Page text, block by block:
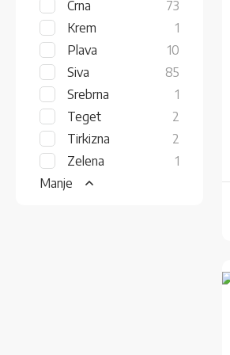
Crna 73items
Krem
1item
Plava
10items
Siva
85items
Srebrna
1item
Teget
2
Tirkizna
2
Zelena
1item
Manje